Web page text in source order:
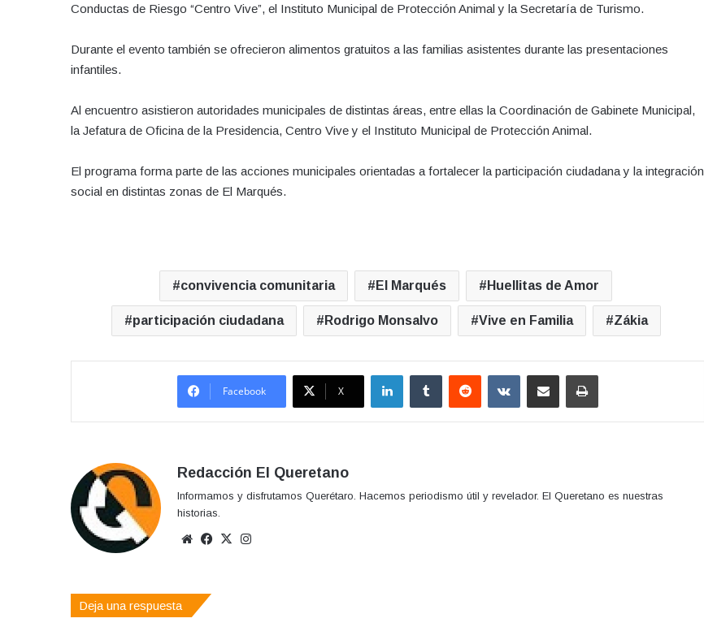
Conductas de Riesgo “Centro Vive”, el Instituto Municipal de Protección Animal y la Secretaría de Turismo.
Durante el evento también se ofrecieron alimentos gratuitos a las familias asistentes durante las presentaciones
infantiles.
Al encuentro asistieron autoridades municipales de distintas áreas, entre ellas la Coordinación de Gabinete Municipal,
la Jefatura de Oficina de la Presidencia, Centro Vive y el Instituto Municipal de Protección Animal.
El programa forma parte de las acciones municipales orientadas a fortalecer la participación ciudadana y la integración
social en distintas zonas de El Marqués.
convivencia comunitaria El Marqués Huellitas de Amor
participación ciudadana Rodrigo Monsalvo Vive en Familia Zákia
Facebook X
LinkedInTumblr Reddit VKontakteCompartir por correo electrónicoImprimir
Redacción El Queretano
Informamos y disfrutamos Querétaro. Hacemos periodismo útil y revelador. El Queretano es nuestras
historias.
Sitio
Facebook
X
Deja una respuesta